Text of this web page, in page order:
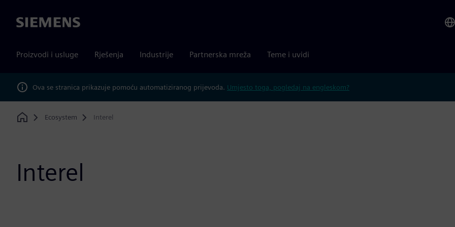
Siemens
Proizvodi i usluge Rješenja Industrije Partnerska mreža Teme i uvidi
Ova se stranica prikazuje pomoću automatiziranog prijevoda. Umjesto toga, pogledaj na engleskom?
Home
Ecosystem Interel
Interel